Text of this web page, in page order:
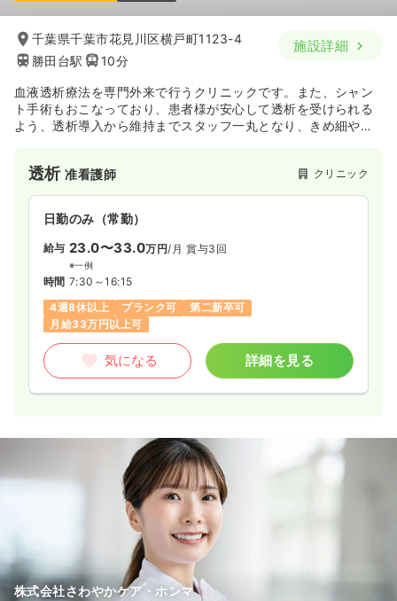
千葉県千葉市花見川区横戸町1123-4
勝田台駅
10分
施設詳細
血液透析療法を専門外来で行うクリニックです。また、シャン
ト手術もおこなっており、患者様が安心して透析を受けられる
よう、透析導入から維持までスタッフ一丸となり、きめ細やか
透析准看護師 クリニック
日勤のみ（常勤）
給与 23.0〜33.0万円/月 賞与3回
※一例
時間 7:30～16:15
4週8休以上
ブランク可
第二新卒可
月給33万円以上可
気になる 詳細を見る
株式会社さわやかケア・ホンマ